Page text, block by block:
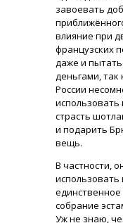
завоевать
влияние при
французских
даже и
деньгами, так
России
использовать
страсть
и подарить
вещь.
В частности,
использовать
собрание
Уж не знаю,